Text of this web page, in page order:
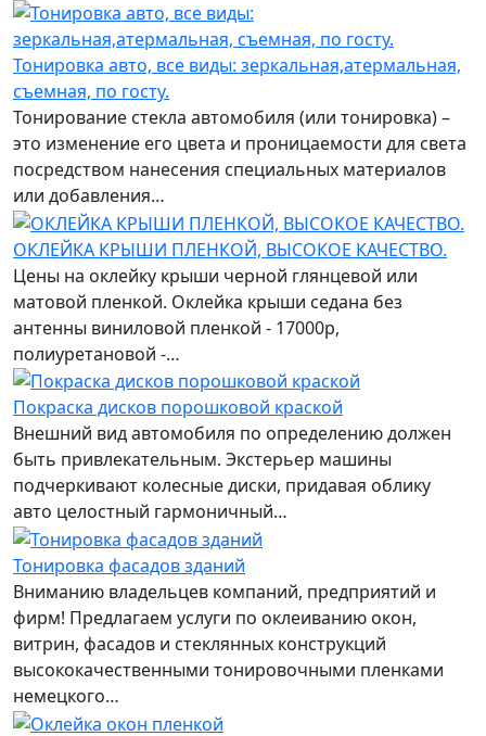
Тонировка авто, все виды: зеркальная,атермальная,
съемная, по госту.
Тонирование стекла автомобиля (или тонировка) –
это изменение его цвета и проницаемости для света
посредством нанесения специальных материалов
или добавления…
ОКЛЕЙКА КРЫШИ ПЛЕНКОЙ, ВЫСОКОЕ КАЧЕСТВО.
Цены на оклейку крыши черной глянцевой или
матовой пленкой. Оклейка крыши седана без
антенны виниловой пленкой - 17000р,
полиуретановой -…
Покраска дисков порошковой краской
Внешний вид автомобиля по определению должен
быть привлекательным. Экстерьер машины
подчеркивают колесные диски, придавая облику
авто целостный гармоничный…
Тонировка фасадов зданий
Вниманию владельцев компаний, предприятий и
фирм! Предлагаем услуги по оклеиванию окон,
витрин, фасадов и стеклянных конструкций
высококачественными тонировочными пленками
немецкого…